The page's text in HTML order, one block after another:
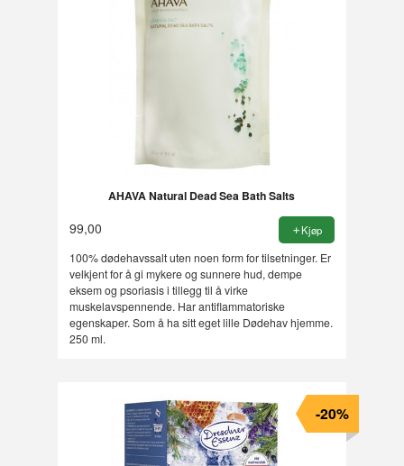
AHAVA Natural Dead Sea Bath Salts
99,00 Kjøp
100% dødehavssalt uten noen form for tilsetninger. Er
velkjent for å gi mykere og sunnere hud, dempe
eksem og psoriasis i tillegg til å virke
muskelavspennende. Har antiflammatoriske
egenskaper. Som å ha sitt eget lille Dødehav hjemme.
250 ml.
-20%